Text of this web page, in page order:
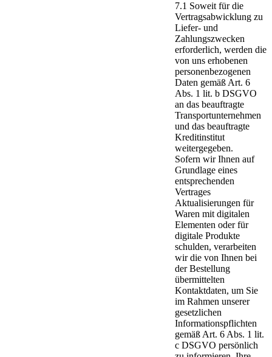
7.1 Soweit für die
Vertragsabwicklung zu
Liefer- und
Zahlungszwecken
erforderlich, werden die
von uns erhobenen
personenbezogenen
Daten gemäß Art. 6
Abs. 1 lit. b DSGVO
an das beauftragte
Transportunternehmen
und das beauftragte
Kreditinstitut
weitergegeben.
Sofern wir Ihnen auf
Grundlage eines
entsprechenden
Vertrages
Aktualisierungen für
Waren mit digitalen
Elementen oder für
digitale Produkte
schulden, verarbeiten
wir die von Ihnen bei
der Bestellung
übermittelten
Kontaktdaten, um Sie
im Rahmen unserer
gesetzlichen
Informationspflichten
gemäß Art. 6 Abs. 1 lit.
c DSGVO persönlich